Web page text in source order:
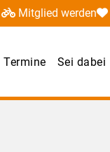
Mitglied werden
Termine Sei dabei